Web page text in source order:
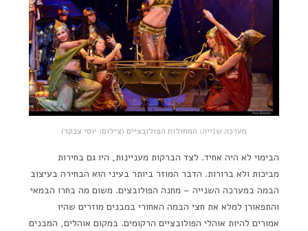
מערכה שנייה: המחולות הפולובציים (צילום: יוסי צבקר)
הבימוי לא היה אחיד. לצד הברקות מעניינות, היו גם בחירות
מביכות ולא ברורות. הדבר המוזר ביותר בעיני הוא הבחירה בעיצוב
הבמה במערכה השנייה – מחנה הפולובצים. משום מה בחרו הבמאי
והתפאורן למלא את חצי הבמה האחורי במבנים מוזרים שהיו
אמורים להיות אוהלי הפולובציים הרקומים. במקום אוהלים, המבנים